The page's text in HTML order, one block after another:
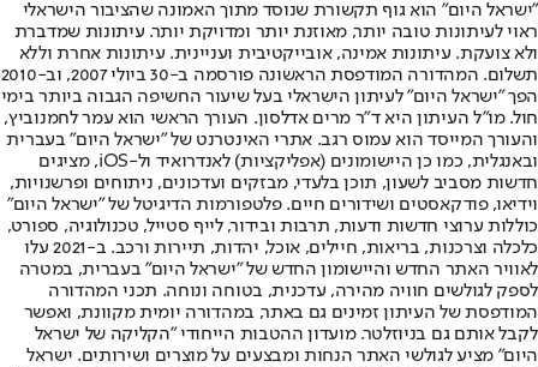
"ישראל היום" הוא גוף תקשורת שנוסד מתוך האמונה שהציבור הישראלי
ראוי לעיתונות טובה יותר, מאוזנת יותר ומדויקת יותר. עיתונות שמדברת
ולא צועקת. עיתונות אמינה, אובייקטיבית ועניינית. עיתונות אחרת וללא
תשלום. המהדורה המודפסת הראשונה פורסמה ב-30 ביולי 2007, וב-2010
הפך "ישראל היום" לעיתון הישראלי בעל שיעור החשיפה הגבוה ביותר בימי
חול. מו"ל העיתון היא ד"ר מרים אדלסון. העורך הראשי הוא עמר לחמנוביץ,
והעורך המייסד הוא עמוס רגב. אתרי האינטרנט של "ישראל היום" בעברית
ובאנגלית, כמו כן היישומונים (אפליקציות) לאנדרואיד ול-iOS, מציגים
חדשות מסביב לשעון, תוכן בלעדי, מבזקים ועדכונים, ניתוחים ופרשנויות,
וידיאו, פודקאסטים ושידורים חיים. פלטפורמות הדיגיטל של "ישראל היום"
כוללות ערוצי חדשות ודעות, תרבות ובידור, לייף סטייל, טכנולוגיה, ספורט,
כלכלה וצרכנות, בריאות, חיילים, אוכל, יהדות, תיירות ורכב. ב-2021 עלו
לאוויר האתר החדש והיישומון החדש של "ישראל היום" בעברית, במטרה
לספק לגולשים חוויה מהירה, עדכנית, בטוחה ונוחה. תכני המהדורה
המודפסת של העיתון זמינים גם באתר, במהדורה יומית מקוונת, ואפשר
לקבל אותם גם בניוזלטר. מועדון ההטבות הייחודי "הקליקה של ישראל
היום" מציע לגולשי האתר הנחות ומבצעים על מוצרים ושירותים. ישראל